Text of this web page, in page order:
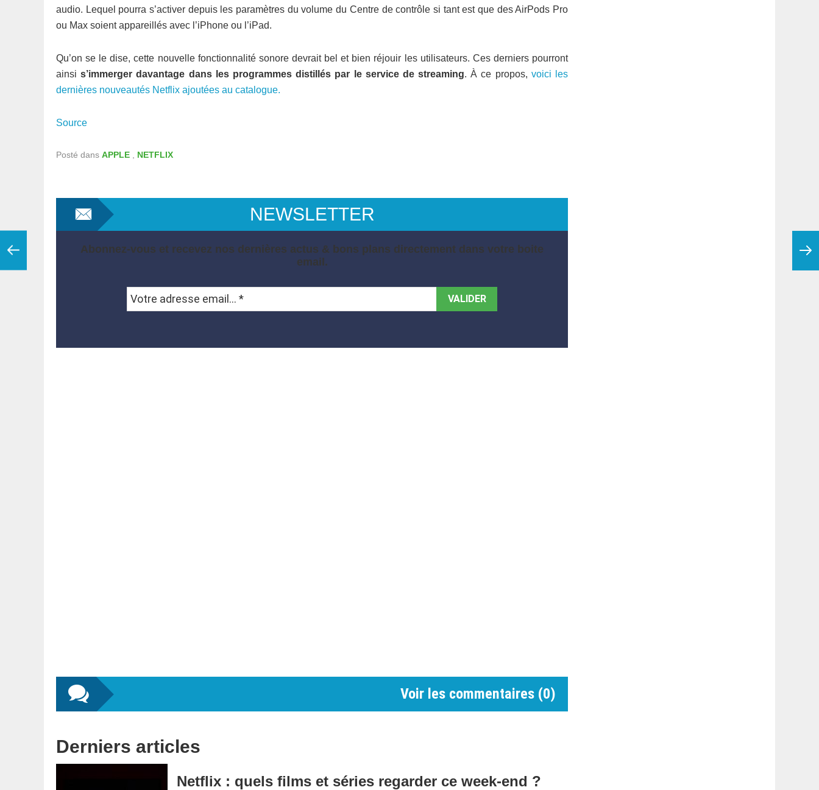
audio. Lequel pourra s’activer depuis les paramètres du volume du Centre de contrôle si tant est que des AirPods Pro
ou Max soient appareillés avec l’iPhone ou l’iPad.
Qu’on se le dise, cette nouvelle fonctionnalité sonore devrait bel et bien réjouir les utilisateurs. Ces derniers pourront
ainsis’immerger davantage dans les programmes distillés par le service de streaming. À ce propos, voici les
dernières nouveautés Netflix ajoutées au catalogue.
Source
Posté dans APPLE NETFLIX
NEWSLETTER
Abonnez-vous et recevez nos dernières actus & bons plans directement dans votre boite
email.
Voir les commentaires (0)
Derniers articles
Netflix : quels films et séries regarder ce week-end ?